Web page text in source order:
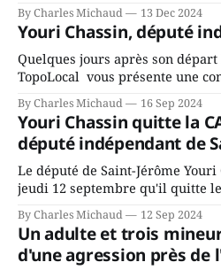
mandat à titre de maire de
fait l’annonce en s’adressant
rassemblés en soirée pour leur
By Charles Michaud 13 Dec 2024
Youri Chassin, député
Quelques jours après son
TopoLocal vous présente une
Chassin. Nous avons causé de
depuis longtemps? Sera-t-il
ans? Joindrait-il un autre parti,
conservateurs d’Éric Duhaime?
By Charles Michaud 16 Sep 2024
Youri Chassin quitte la
député indépendant de
Le député de Saint-Jérôme Youri
jeudi 12 septembre qu'il quitte
Avenir Québec de François
gouvernement de la CAQ,
juge chronique, à offrir des
By Charles Michaud 12 Sep 2024
Un adulte et trois
d'une agression près de